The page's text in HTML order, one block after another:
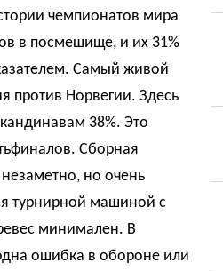
чемпионатов мира
в посмешище, и их 31%
Самый живой
против Норвегии. Здесь
38%. Это
Сборная
незаметно, но очень
турнирной машиной с
минимален. В
ошибка в обороне или